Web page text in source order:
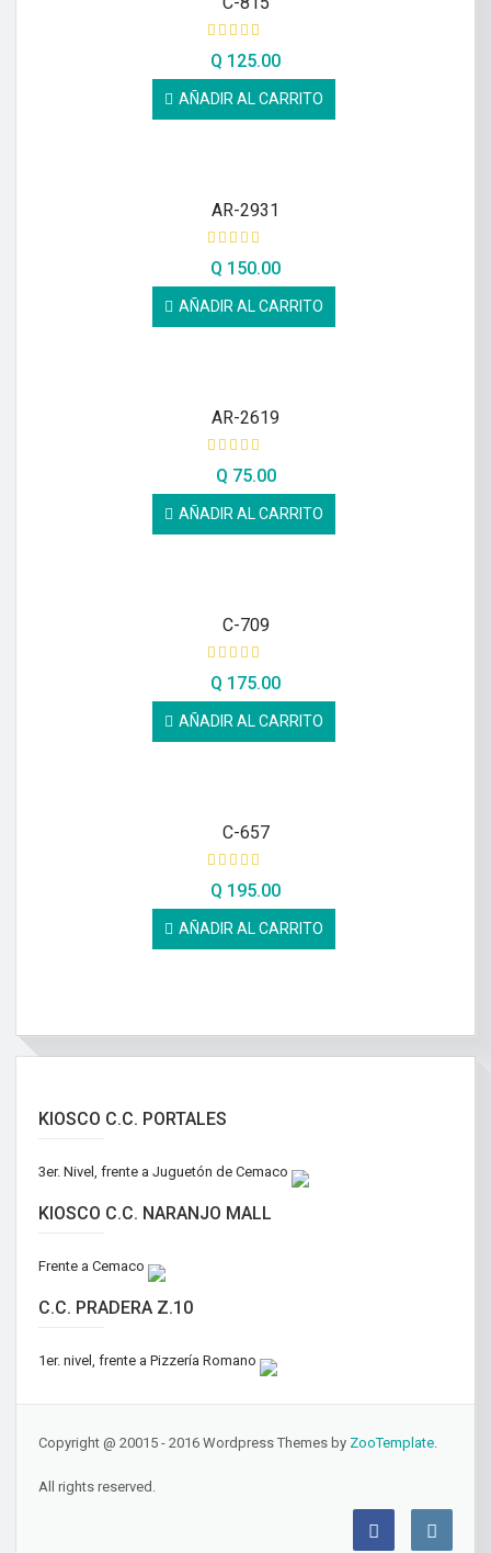
Q 125.00
AÑADIR AL CARRITO
AR-2931
Q 150.00
AÑADIR AL CARRITO
AR-2619
Q 75.00
AÑADIR AL CARRITO
C-709
Q 175.00
AÑADIR AL CARRITO
C-657
Q 195.00
AÑADIR AL CARRITO
KIOSCO C.C. PORTALES
3er. Nivel, frente a Juguetón de Cemaco
KIOSCO C.C. NARANJO MALL
Frente a Cemaco
C.C. PRADERA Z.10
1er. nivel, frente a Pizzería Romano
Copyright @ 20015 - 2016 Wordpress Themes by ZooTemplate.
All rights reserved.